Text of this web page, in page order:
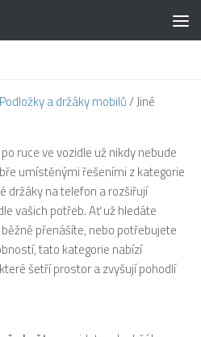
Podložky a držáky mobilů/ Jiné
ruce ve vozidle už nikdy nebude
umístěnými řešeními z kategorie
držáky na telefon a rozšiřují
vašich potřeb. Ať už hledáte
přenášíte, nebo potřebujete
tato kategorie nabízí
šetří prostor a zvyšují pohodlí